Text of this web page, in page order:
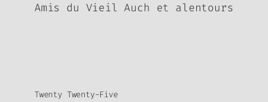
Amis du Vieil Auch et alentours
Twenty Twenty-Five